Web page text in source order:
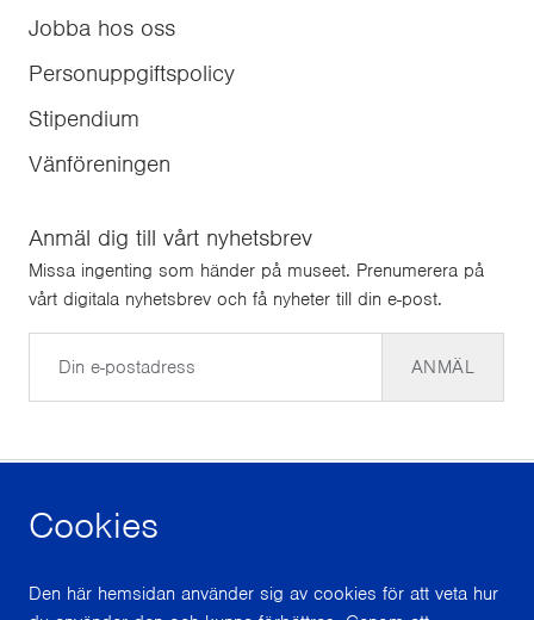
Cookies
Den här hemsidan använder sig av cookies för att veta hur
Jobba hos oss
Personuppgiftspolicy
Stipendium
Vänföreningen
Anmäl dig till vårt nyhetsbrev
Missa ingenting som händer på museet. Prenumerera på
vårt digitala nyhetsbrev och få nyheter till din e-post.
ANMÄL